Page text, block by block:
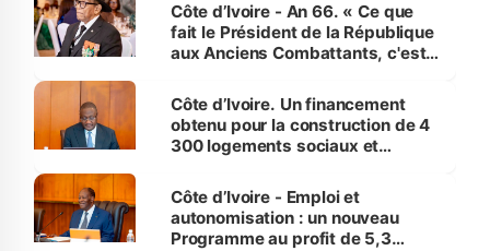
Côte d’Ivoire - An 66. « Ce que
fait le Président de la République
aux Anciens Combattants, c'est
Côte d’Ivoire. Un financement
obtenu pour la construction de 4
300 logements sociaux et
et Yamoussoukro
Côte d’Ivoire - Emploi et
autonomisation : un nouveau
Programme au profit de 5,3